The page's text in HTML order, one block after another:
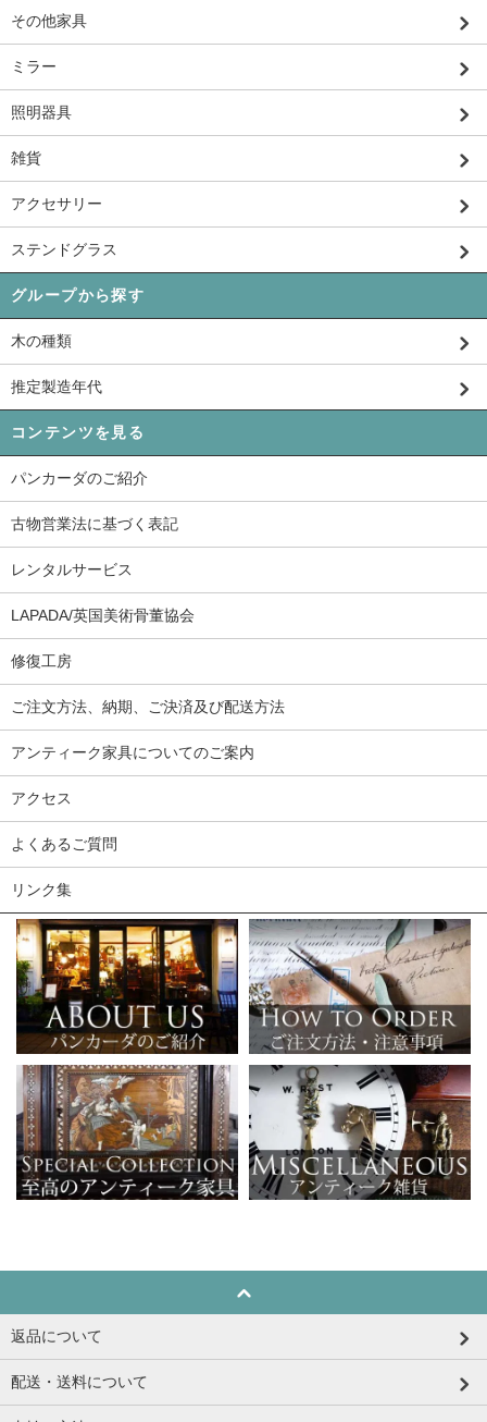
その他家具
ミラー
照明器具
雑貨
アクセサリー
ステンドグラス
グループから探す
木の種類
推定製造年代
コンテンツを見る
パンカーダのご紹介
古物営業法に基づく表記
レンタルサービス
LAPADA/英国美術骨董協会
修復工房
ご注文方法、納期、ご決済及び配送方法
アンティーク家具についてのご案内
アクセス
よくあるご質問
リンク集
返品について
配送・送料について